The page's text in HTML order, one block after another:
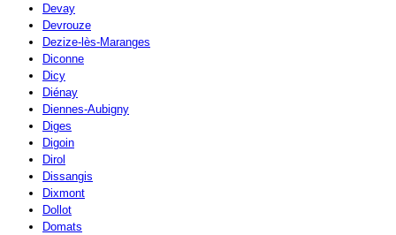
Devay
Devrouze
Dezize-lès-Maranges
Diconne
Dicy
Diénay
Diennes-Aubigny
Diges
Digoin
Dirol
Dissangis
Dixmont
Dollot
Domats